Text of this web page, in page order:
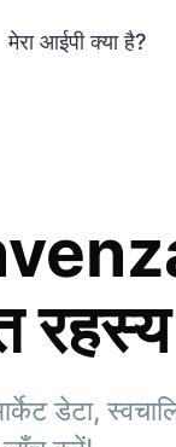
मेरा आईपी क्या है?
डेटा,